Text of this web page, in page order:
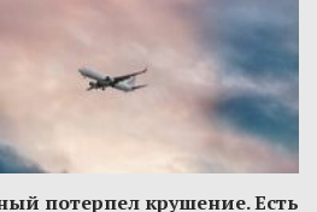
потерпел крушение. Есть